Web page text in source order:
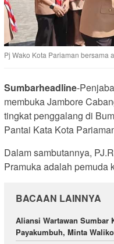
Pj Wako Kota Pariaman bersama
Sumbarheadline-
membuka Jambore
tingkat penggalang di
Pantai Kata Kota
Dalam sambutannya,
Pramuka adalah pemuda
BACAAN LAINNYA
Aliansi Wartawan Sumbar
Payakumbuh, Minta